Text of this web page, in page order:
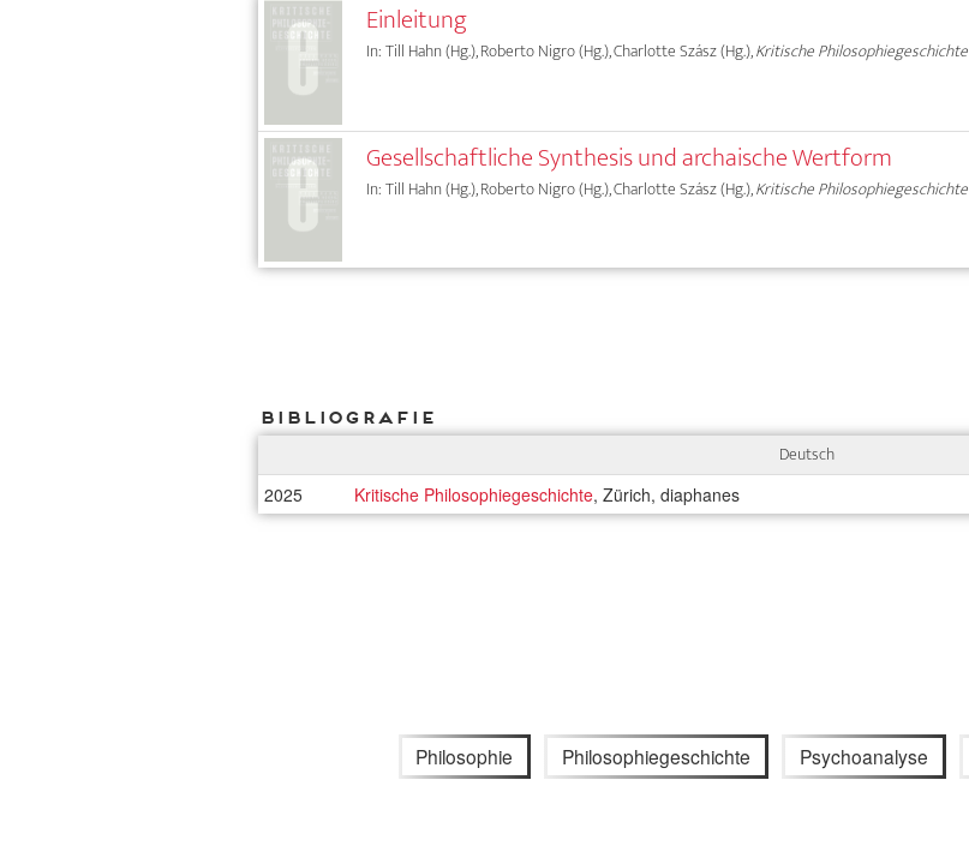
Einleitung
In: Till Hahn (Hg.), Roberto Nigro (Hg.), Charlotte Szász (Hg.),Kritische Philosophiegeschichte
Gesellschaftliche Synthesis und archaische Wertform
In: Till Hahn (Hg.), Roberto Nigro (Hg.), Charlotte Szász (Hg.),Kritische Philosophiegeschichte
Bibliografie
Deutsch
2025 Kritische Philosophiegeschichte, Zürich, diaphanes
Philosophie Philosophiegeschichte Psychoanalyse